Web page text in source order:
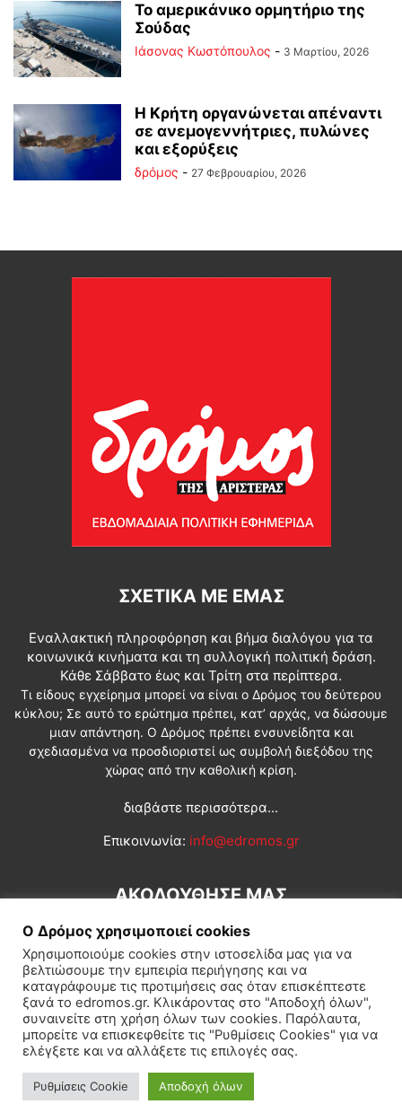
Το αμερικάνικο ορμητήριο της
Σούδας
Ιάσονας Κωστόπουλος - 3 Μαρτίου, 2026
Η Κρήτη οργανώνεται απέναντι
σε ανεμογεννήτριες, πυλώνες
και εξορύξεις
δρόμος - 27 Φεβρουαρίου, 2026
ΣΧΕΤΙΚΆ ΜΕ ΕΜΆΣ
Εναλλακτική πληροφόρηση και βήμα διαλόγου για τα
κοινωνικά κινήματα και τη συλλογική πολιτική δράση.
Κάθε Σάββατο έως και Τρίτη στα περίπτερα.
Τι είδους εγχείρημα μπορεί να είναι ο Δρόμος του δεύτερου
κύκλου; Σε αυτό το ερώτημα πρέπει, κατ’ αρχάς, να δώσουμε
μιαν απάντηση. Ο Δρόμος πρέπει ενσυνείδητα και
σχεδιασμένα να προσδιοριστεί ως συμβολή διεξόδου της
χώρας από την καθολική κρίση.
διαβάστε περισσότερα...
Επικοινωνία: info@edromos.gr
ΑΚΟΛΟΥΘΗΣΕ ΜΑΣ
Εγγραφή συνδρομητή Πολιτική Διεθνή Κοινωνία
Πολιτισμός Αφιερώματα
© Δρόμος της Αριστεράς
Ο Δρόμος χρησιμοποιεί cookies
Χρησιμοποιούμε cookies στην ιστοσελίδα μας για να
βελτιώσουμε την εμπειρία περιήγησης και να
καταγράφουμε τις προτιμήσεις σας όταν επισκέπτεστε
ξανά το edromos.gr. Κλικάροντας στο "Αποδοχή όλων",
συναινείτε στη χρήση όλων των cookies. Παρόλαυτα,
μπορείτε να επισκεφθείτε τις "Ρυθμίσεις Cookies" για να
ελέγξετε και να αλλάξετε τις επιλογές σας.
Ρυθμίσεις Cookie Αποδοχή όλων